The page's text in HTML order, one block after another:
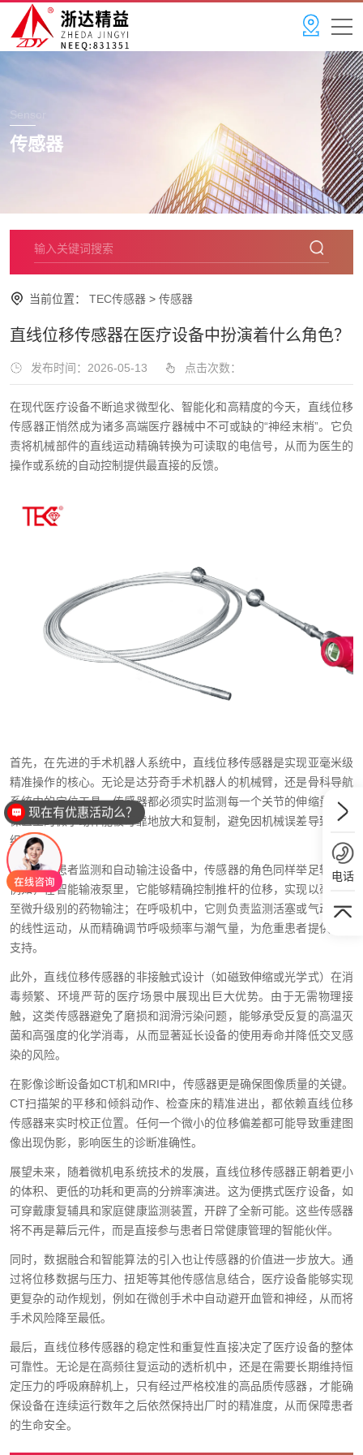
Sensor
传感器
当前位置： TEC传感器 > 传感器
直线位移传感器在医疗设备中扮演着什么角色？
发布时间：2026-05-13 点击次数：
在现代医疗设备不断追求微型化、智能化和高精度的今天，直线位移
传感器正悄然成为诸多高端医疗器械中不可或缺的“神经末梢”。它负
责将机械部件的直线运动精确转换为可读取的电信号，从而为医生的
操作或系统的自动控制提供最直接的反馈。
首先，在先进的手术机器人系统中，直线位移传感器是实现亚毫米级
精准操作的核心。无论是达芬奇手术机器人的机械臂，还是骨科导航
系统中的定位工具，传感器都必须实时监测每一个关节的伸缩量，确
保医生的微小动作能被可靠地放大和复制，避免因机械误差导致的组
织损伤。
其次，在患者监测和自动输注设备中，传感器的角色同样举足轻重。
例如，在智能输液泵里，它能够精确控制推杆的位移，实现以毫升甚
至微升级别的药物输注；在呼吸机中，它则负责监测活塞或气动元件
的线性运动，从而精确调节呼吸频率与潮气量，为危重患者提供生命
支持。
此外，直线位移传感器的非接触式设计（如磁致伸缩或光学式）在消
毒频繁、环境严苛的医疗场景中展现出巨大优势。由于无需物理接
触，这类传感器避免了磨损和润滑污染问题，能够承受反复的高温灭
菌和高强度的化学消毒，从而显著延长设备的使用寿命并降低交叉感
染的风险。
在影像诊断设备如CT机和MRI中，传感器更是确保图像质量的关键。
CT扫描架的平移和倾斜动作、检查床的精准进出，都依赖直线位移
传感器来实时校正位置。任何一个微小的位移偏差都可能导致重建图
像出现伪影，影响医生的诊断准确性。
展望未来，随着微机电系统技术的发展，直线位移传感器正朝着更小
的体积、更低的功耗和更高的分辨率演进。这为便携式医疗设备，如
可穿戴康复辅具和家庭健康监测装置，开辟了全新可能。这些传感器
将不再是幕后元件，而是直接参与患者日常健康管理的智能伙伴。
同时，数据融合和智能算法的引入也让传感器的价值进一步放大。通
过将位移数据与压力、扭矩等其他传感信息结合，医疗设备能够实现
更复杂的动作规划，例如在微创手术中自动避开血管和神经，从而将
手术风险降至最低。
最后，直线位移传感器的稳定性和重复性直接决定了医疗设备的整体
可靠性。无论是在高频往复运动的透析机中，还是在需要长期维持恒
定压力的呼吸麻醉机上，只有经过严格校准的高品质传感器，才能确
保设备在连续运行数年之后依然保持出厂时的精准度，从而保障患者
的生命安全。
电话
现在有优惠活动么？